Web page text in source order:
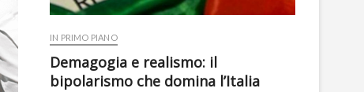
IN PRIMO PIANO
Demagogia e realismo: il
bipolarismo che domina l’Italia